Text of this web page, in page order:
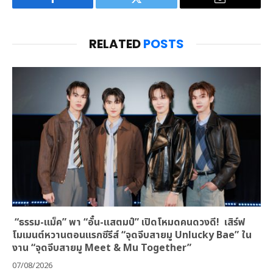
Facebook Twitter Email
RELATEDPOSTS
“ธรรม-แม็ค” พา “อั๋น-แสตมป์” เปิดโหมดคนดวงดี! เสิร์ฟ
โมเมนต์หวานตอนแรกซีรีส์ “จุดจีบสายมู Unlucky Bae” ใน
งาน “จุดจีบสายมู Meet & Mu Together”
07/08/2026